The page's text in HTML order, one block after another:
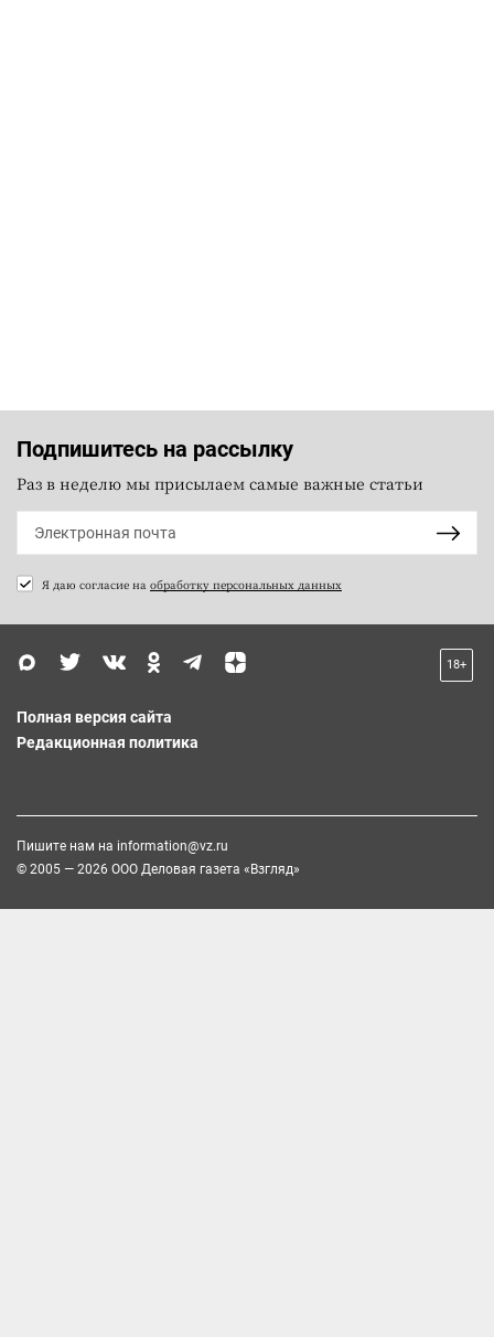
Подпишитесь на рассылку
Раз в неделю мы присылаем самые важные статьи
Я даю согласие на обработку персональных данных
18+
Полная версия сайта
Редакционная политика
Пишите нам на information@vz.ru
© 2005 — 2026 ООО Деловая газета «Взгляд»